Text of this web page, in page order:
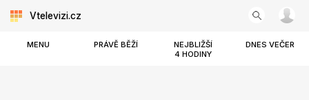
Vtelevizi.cz
MENU PRÁVĚ BĚŽÍ
NEJBLIŽŠÍ
4 HODINY
DNES VEČER